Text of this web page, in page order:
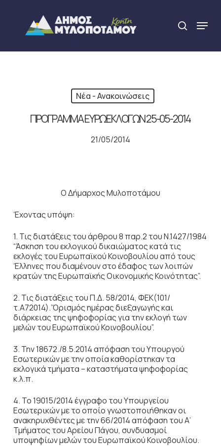
content
search
Menu
Νέα - Ανακοινώσεις
ΠΡΟΓΡΑΜΜΑ ΕΥΡΩΕΚΛΟΓΩΝ 25-05-2014
21/05/2014
Ο Δήμαρχος Μυλοποτάμου
Έχοντας υπόψη:
1. Τις διατάξεις του άρθρου 8 παρ.2 του Ν.1427/1984
“Άσκηση του εκλογικού δικαιώματος κατά τις
εκλογές του Ευρωπαϊκού Κοινοβουλίου από τους
Έλληνες που διαμένουν στο έδαφος των λοιπών
κρατών της Ευρωπαϊκής Οικονομικής Κοινότητας”.
2. Τις διατάξεις του Π.Δ. 58/2014, ΦΕΚ(101/
τ.Α72014).’Όρισμός ημέρας διεξαγωγής και
διάρκειας της ψηφοφορίας για την εκλογή των
μελών του Ευρωπαϊκού Κοινοβουλίου”.
3. Την 18672./8.5.2014 απόφαση του Υπουργού
Εσωτερικών με την οποία καθορίστηκαν τα
εκλογικά τμήματα – καταστήματα ψηφοφορίας
κ.λ.π.
4. Το 19015/2014 έγγραφο του Υπουργείου
Εσωτερικών με το οποίο γνωστοποιήθηκαν οι
ανακηρυχθέντες με την 66/2014 απόφαση του Α’
Τμήματος του Αρείου Πάγου, συνδυασμοί
υποψηφίων μελών του Ευρωπαϊκού Κοινοβουλίου.
Close